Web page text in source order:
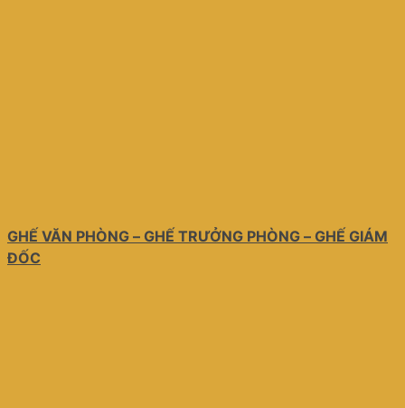
GHẾ VĂN PHÒNG – GHẾ TRƯỞNG PHÒNG – GHẾ GIÁM
ĐỐC